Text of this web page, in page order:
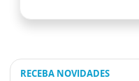
RECEBA NOVIDADES